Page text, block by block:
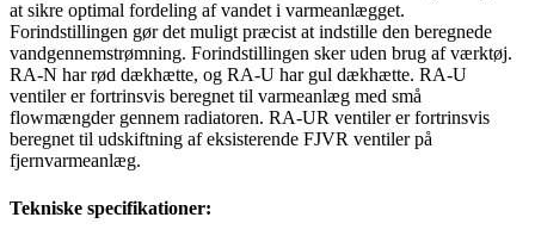
at sikre optimal fordeling af vandet i varmeanlægget.
Forindstillingen gør det muligt præcist at indstille den beregnede
vandgennemstrømning. Forindstillingen sker uden brug af værktøj.
RA-N har rød dækhætte, og RA-U har gul dækhætte. RA-U
ventiler er fortrinsvis beregnet til varmeanlæg med små
flowmængder gennem radiatoren. RA-UR ventiler er fortrinsvis
beregnet til udskiftning af eksisterende FJVR ventiler på
fjernvarmeanlæg.
Tekniske specifikationer: